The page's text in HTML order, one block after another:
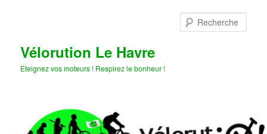
Vélorution Le Havre
Eteignez vos moteurs ! Respirez le bonheur !